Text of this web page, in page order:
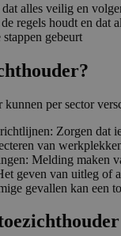
alles veilig en
regels houdt en
gebeurt
kunnen per sector
Zorgen dat
van
Melding maken
geven van uitleg of
gevallen kan een